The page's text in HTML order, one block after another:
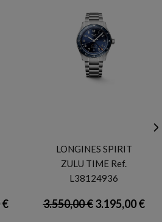
LONGINES SPIRIT
ZULU TIME Ref.
L38124936
3.550,00 €3.195,00 €